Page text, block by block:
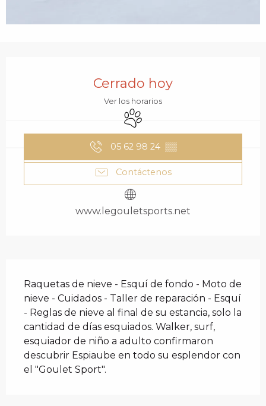
Cerrado hoy
Ver los horarios
Se aceptan animales
05 62 98 24 ▒▒
Contáctenos
www.legouletsports.net
Raquetas de nieve - Esquí de fondo - Moto de
nieve - Cuidados - Taller de reparación - Esquí
- Reglas de nieve al final de su estancia, solo la
cantidad de días esquiados. Walker, surf,
esquiador de niño a adulto confirmaron
descubrir Espiaube en todo su esplendor con
el "Goulet Sport".